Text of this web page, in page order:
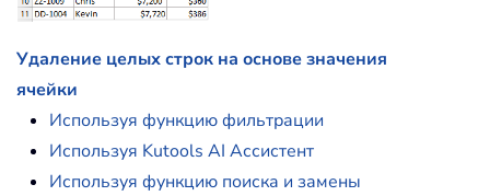
Удаление целых строк на основе значения
ячейки
Используя функцию фильтрации
Используя Kutools AI Ассистент
Используя функцию поиска и замены